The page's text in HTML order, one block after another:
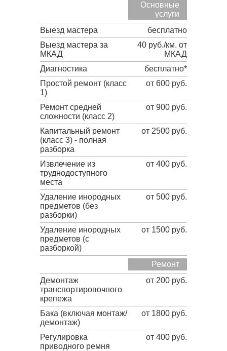
Основные
услуги
Выезд мастера
бесплатно
Выезд мастера за
МКАД
40 руб./км. от
МКАД
Диагностика
бесплатно*
Простой ремонт (класс
1)
от 600 руб.
Ремонт средней
сложности (класс 2)
от 900 руб.
Капитальный ремонт
(класс 3) - полная
разборка
от 2500 руб.
Извлечение из
труднодоступного
места
от 400 руб.
Удаление инородных
предметов (без
разборки)
от 500 руб.
Удаление инородных
предметов (с
разборкой)
от 1500 руб.
Ремонт
Демонтаж
транспортировочного
крепежа
от 200 руб.
Бака (включая монтаж/
демонтаж)
от 1800 руб.
Регулировка
приводного ремня
от 400 руб.